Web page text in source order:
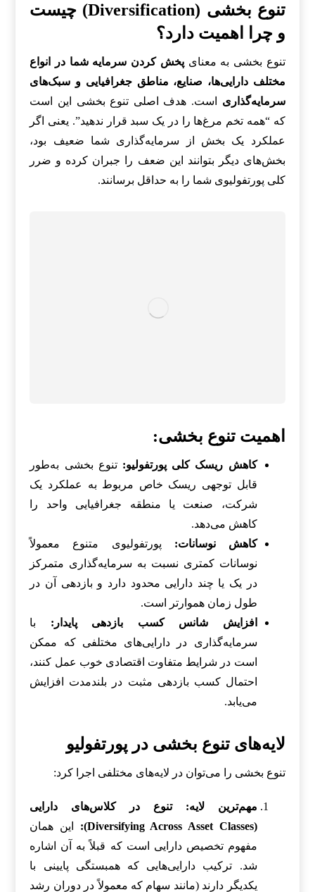
تنوع بخشی (Diversification) چیست
و چرا اهمیت دارد؟
تنوع بخشی به معنایپخش کردن سرمایه شما در انواع
مختلف دارایی‌ها، صنایع، مناطق جغرافیایی و سبک‌های
سرمایه‌گذاری است. هدف اصلی تنوع بخشی این است
که “همه تخم مرغ‌ها را در یک سبد قرار ندهید”. یعنی اگر
عملکرد یک بخش از سرمایه‌گذاری شما ضعیف بود،
بخش‌های دیگر بتوانند این ضعف را جبران کرده و ضرر
کلی پورتفولیوی شما را به حداقل برسانند.
اهمیت تنوع بخشی:
کاهش ریسک کلی پورتفولیو: تنوع بخشی به‌طور
قابل توجهی ریسک خاص مربوط به عملکرد یک
شرکت، صنعت یا منطقه جغرافیایی واحد را
کاهش می‌دهد.
کاهش نوسانات: پورتفولیوی متنوع معمولاً
نوسانات کمتری نسبت به سرمایه‌گذاری متمرکز
در یک یا چند دارایی محدود دارد و بازدهی آن در
طول زمان هموارتر است.
افزایش شانس کسب بازدهی پایدار: با
سرمایه‌گذاری در دارایی‌های مختلفی که ممکن
است در شرایط متفاوت اقتصادی خوب عمل کنند،
احتمال کسب بازدهی مثبت در بلندمدت افزایش
می‌یابد.
لایه‌های تنوع بخشی در پورتفولیو
تنوع بخشی را می‌توان در لایه‌های مختلفی اجرا کرد:
مهم‌ترین لایه: تنوع در کلاس‌های دارایی
(Diversifying Across Asset Classes):
این همان
مفهوم تخصیص دارایی است که قبلاً به آن اشاره
شد. ترکیب دارایی‌هایی که همبستگی پایینی با
یکدیگر دارند (مانند سهام که معمولاً در دوران رشد